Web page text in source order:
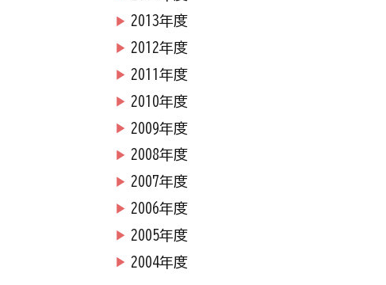
2013年度
2012年度
2011年度
2010年度
2009年度
2008年度
2007年度
2006年度
2005年度
2004年度